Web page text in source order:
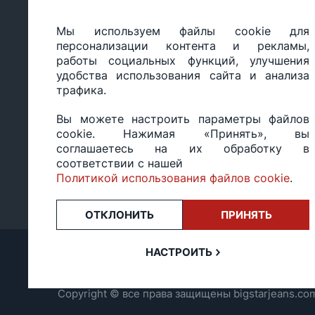
ООО «БИГ СТАР», УНП 490986593
Юридический адрес: 220035, Республика Беларусь,
ул.Тимирязева 65Б, оф.1107Б
Свидетельство о государственной регистрации:
14.03.2017.
Регистрация в Торговом реестре: №494648 от
Заказы, оформленные в рабочий день после 18:00, а
или праздники, обрабатываются на следующий
Оценка 4,4★★★★★на основе 13 отзывов.
Copyright © все права защищены
Мы используем файлы cookie для
персонализации контента и рекламы,
работы социальных функций, улучшения
удобства использования сайта и анализа
трафика.
Вы можете настроить параметры файлов
cookie. Нажимая «Принять», вы
соглашаетесь на их обработку в
соответствии с нашей
Политикой использования файлов cookie.
ОТКЛОНИТЬ ПРИНЯТЬ
НАСТРОИТЬ